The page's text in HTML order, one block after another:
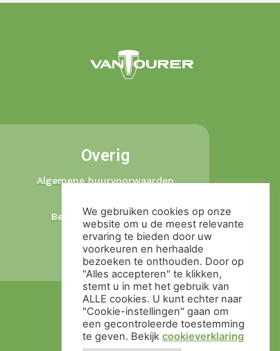
Overig
Algemene huurvoorwaarden
Betalingsvoorwaarden
Ophaal en retour
Cookieverklaring
We gebruiken cookies op onze
website om u de meest relevante
ervaring te bieden door uw
voorkeuren en herhaalde
bezoeken te onthouden. Door op
"Alles accepteren" te klikken,
stemt u in met het gebruik van
ALLE cookies. U kunt echter naar
"Cookie-instellingen" gaan om
een ​​gecontroleerde toestemming
te geven. Bekijk cookieverklaring